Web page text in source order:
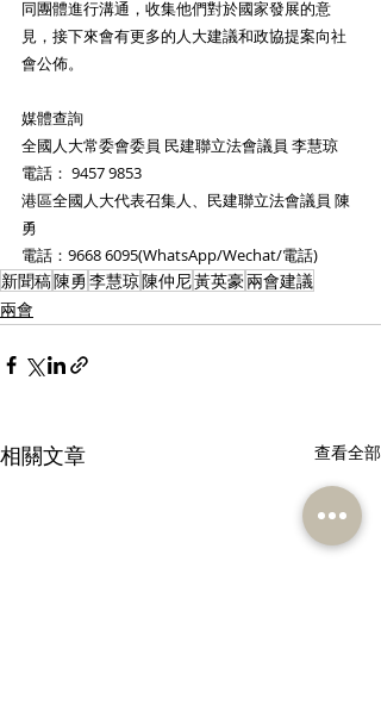
同團體進行溝通，收集他們對於國家發展的意
見，接下來會有更多的人大建議和政協提案向社
會公佈。
媒體查詢
全國人大常委會委員 民建聯立法會議員 李慧琼
電話： 9457 9853
港區全國人大代表召集人、民建聯立法會議員 陳
勇
電話：9668 6095(WhatsApp/Wechat/電話)
新聞稿陳勇李慧琼陳仲尼黃英豪兩會建議
兩會
相關文章 查看全部